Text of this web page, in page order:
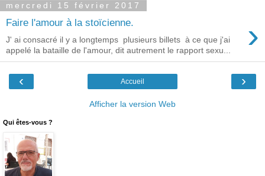
mercredi 15 février 2017
Faire l'amour à la stoïcienne. ›
J' ai consacré il y a longtemps plusieurs billets à ce que j'ai
appelé la bataille de l'amour, dit autrement le rapport sexu...
‹ ›
Accueil
Afficher la version Web
Qui êtes-vous ?